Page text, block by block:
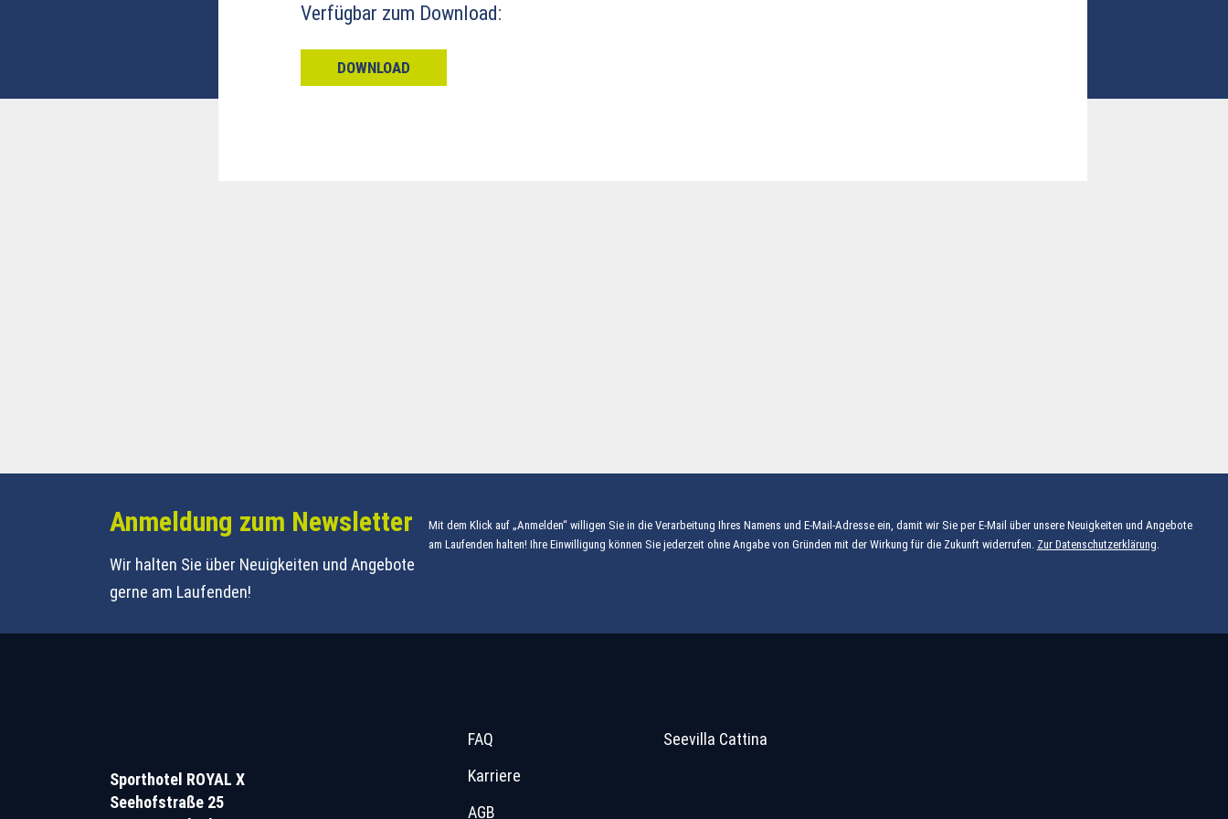
Verfügbar zum Download:
DOWNLOAD
Anmeldung zum Newsletter
Wir halten Sie über Neuigkeiten und Angebote
gerne am Laufenden!
Mit dem Klick auf „Anmelden“ willigen Sie in die Verarbeitung Ihres Namens und E-Mail-Adresse ein, damit wir Sie per E-Mail über unsere Neuigkeiten und Angebote
am Laufenden halten! Ihre Einwilligung können Sie jederzeit ohne Angabe von Gründen mit der Wirkung für die Zukunft widerrufen. Zur Datenschutzerklärung.
Sporthotel ROYAL X
Seehofstraße 25
FAQ
Karriere
AGB
Seevilla Cattina